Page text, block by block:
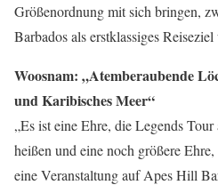
Größenordnung mit sich bringen,
Barbados als erstklassiges
Woosnam: „Atemberaubende
und Karibisches Meer“
„Es ist eine Ehre, die Legends
heißen und eine noch größere
eine Veranstaltung auf Apes Hill